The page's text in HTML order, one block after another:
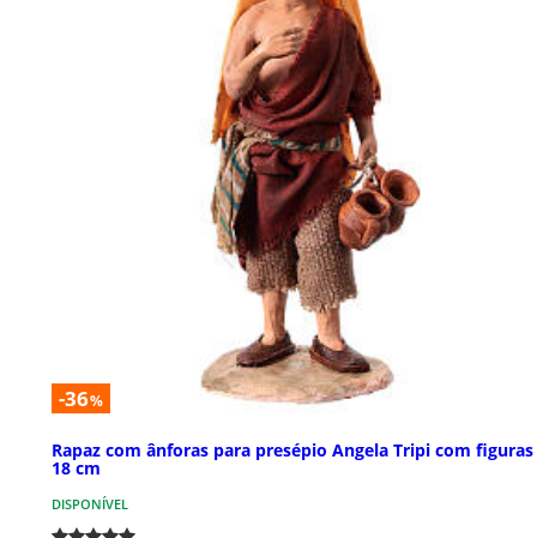
-36%
Rapaz com ânforas para presépio Angela Tripi com
18 cm
DISPONÍVEL